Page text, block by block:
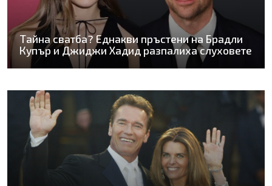
Тайна сватба? Еднакви пръстени на Брадли
Купър и Джиджи Хадид разпалиха слуховете